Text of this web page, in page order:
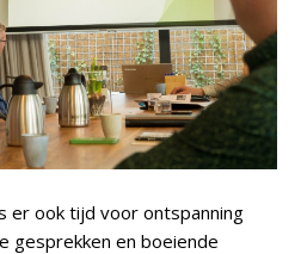
er ook tijd voor ontspanning
gesprekken en boeiende